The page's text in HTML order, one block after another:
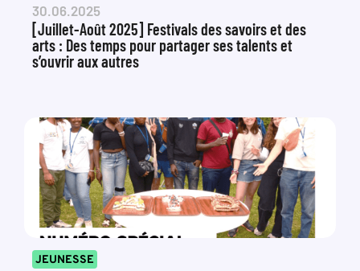
30.06.2025
[Juillet-Août 2025] Festivals des savoirs et des
arts : Des temps pour partager ses talents et
s’ouvrir aux autres
JEUNESSE